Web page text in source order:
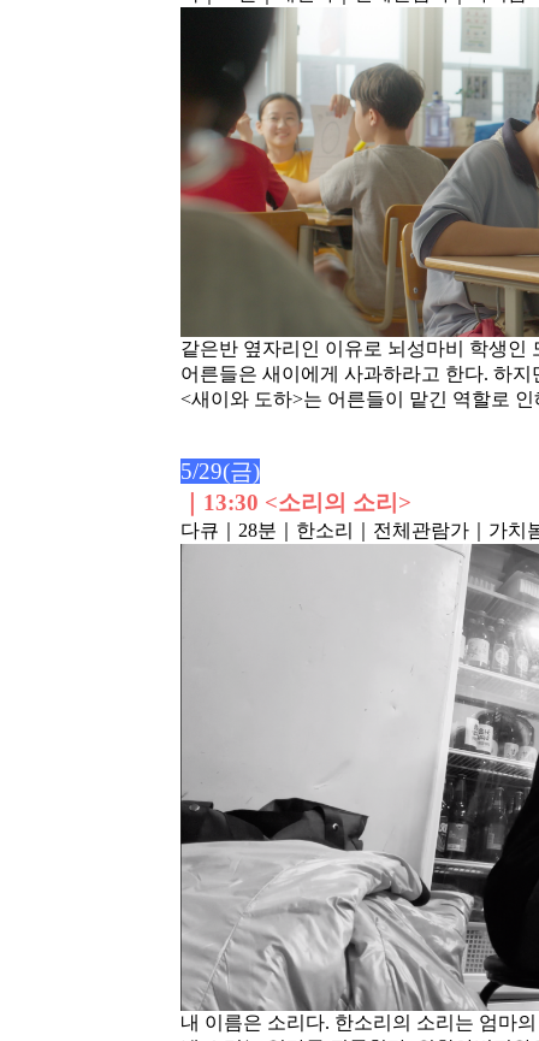
같은반 옆자리인 이유로 뇌성마비 학생인
어른들은 새이에게 사과하라고 한다. 하
<새이와 도하>는 어른들이 맡긴 역할로
5/29(금)
13:30 <소리의 소리>
다큐｜28분 ｜한소리 ｜전체관람가 ｜가치
내 이름은 소리다. 한소리의 소리는 엄마